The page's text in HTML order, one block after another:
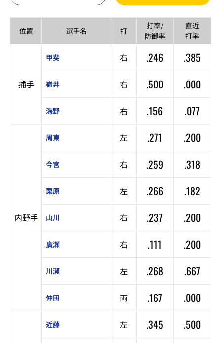
位置 選手名 打
打率/
防御率
直近
打率
捕手
甲斐 右 .246 .385
嶺井 右 .500 .000
海野 右 .156 .077
内野手
周東 左 .271 .200
今宮 右 .259 .318
栗原 左 .266 .182
山川 右 .237 .200
廣瀬 右 .111 .200
川瀬 左 .268 .667
仲田 両 .167 .000
近藤 左 .345 .500